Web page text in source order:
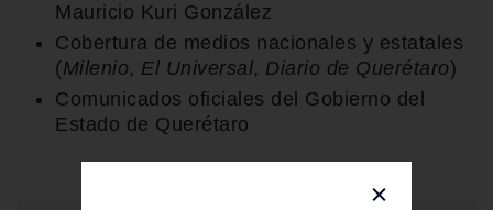
Mauricio Kuri González
Cobertura de medios nacionales y estatales
(Milenio, El Universal, Diario de Querétaro)
Comunicados oficiales del Gobierno del
Estado de Querétaro